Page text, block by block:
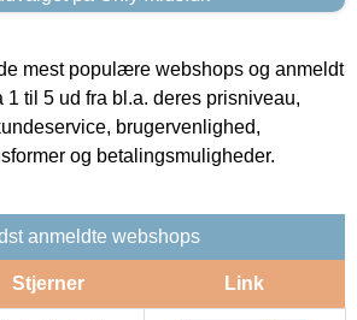
mest populære webshops og anmeldt
1 til 5 ud fra bl.a. deres prisniveau,
brugervenlighed,
og betalingsmuligheder.
anmeldte webshops
Stjerner Link